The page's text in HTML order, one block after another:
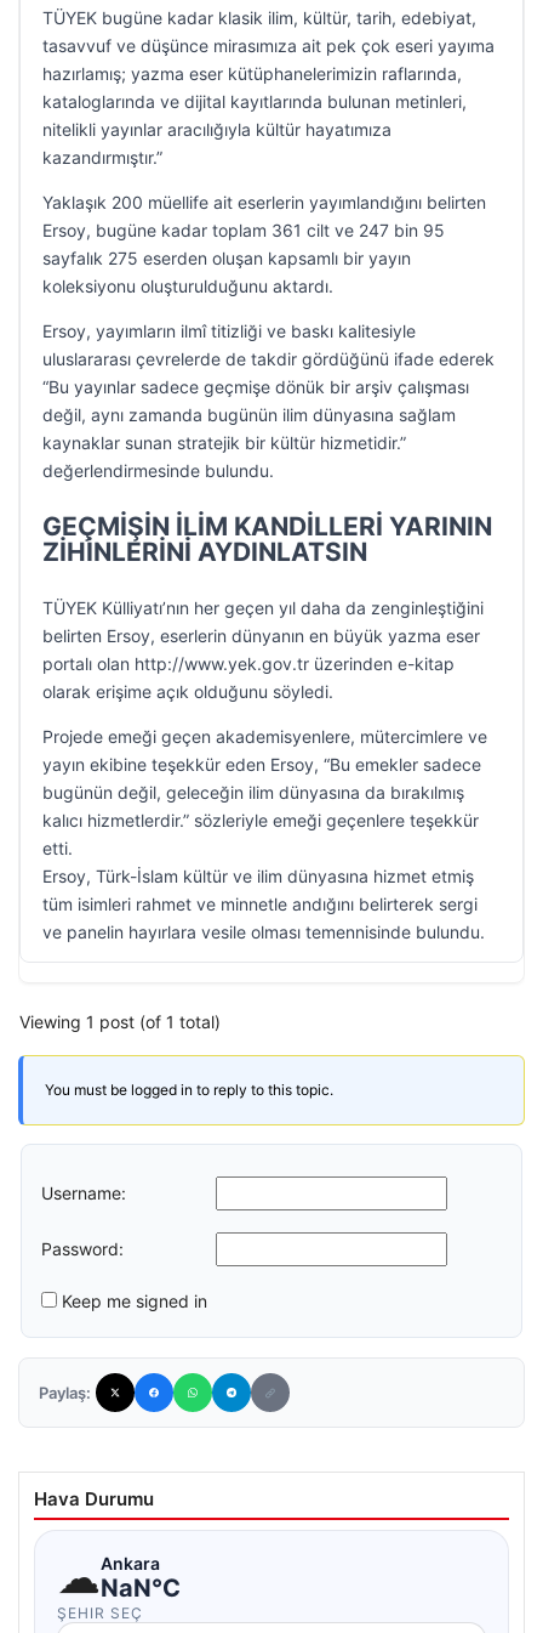
TÜYEK bugüne kadar klasik ilim, kültür, tarih, edebiyat,
tasavvuf ve düşünce mirasımıza ait pek çok eseri yayıma
hazırlamış; yazma eser kütüphanelerimizin raflarında,
kataloglarında ve dijital kayıtlarında bulunan metinleri,
nitelikli yayınlar aracılığıyla kültür hayatımıza
kazandırmıştır.”
Yaklaşık 200 müellife ait eserlerin yayımlandığını belirten
Ersoy, bugüne kadar toplam 361 cilt ve 247 bin 95
sayfalık 275 eserden oluşan kapsamlı bir yayın
koleksiyonu oluşturulduğunu aktardı.
Ersoy, yayımların ilmî titizliği ve baskı kalitesiyle
uluslararası çevrelerde de takdir gördüğünü ifade ederek
“Bu yayınlar sadece geçmişe dönük bir arşiv çalışması
değil, aynı zamanda bugünün ilim dünyasına sağlam
kaynaklar sunan stratejik bir kültür hizmetidir.”
değerlendirmesinde bulundu.
GEÇMİŞİN İLİM KANDİLLERİ YARININ
ZİHİNLERİNİ AYDINLATSIN
TÜYEK Külliyatı’nın her geçen yıl daha da zenginleştiğini
belirten Ersoy, eserlerin dünyanın en büyük yazma eser
portalı olan http://www.yek.gov.tr üzerinden e-kitap
olarak erişime açık olduğunu söyledi.
Projede emeği geçen akademisyenlere, mütercimlere ve
yayın ekibine teşekkür eden Ersoy, “Bu emekler sadece
bugünün değil, geleceğin ilim dünyasına da bırakılmış
kalıcı hizmetlerdir.” sözleriyle emeği geçenlere teşekkür
etti.
Ersoy, Türk-İslam kültür ve ilim dünyasına hizmet etmiş
tüm isimleri rahmet ve minnetle andığını belirterek sergi
ve panelin hayırlara vesile olması temennisinde bulundu.
Viewing 1 post (of 1 total)
You must be logged in to reply to this topic.
Username:
Password:
Keep me signed in
Paylaş:
Hava Durumu
☁Ankara
NaN°C
ŞEHIR SEÇ